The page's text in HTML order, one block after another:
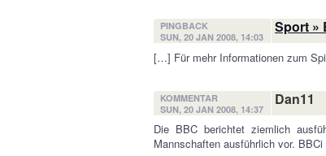
PINGBACK
SUN, 20 JAN 2008, 14:03
Sport »
[…] Für mehr Informationen zum
KOMMENTAR
SUN, 20 JAN 2008, 14:37
Dan11
Die BBC berichtet ziemlich
Mannschaften ausführlich vor.